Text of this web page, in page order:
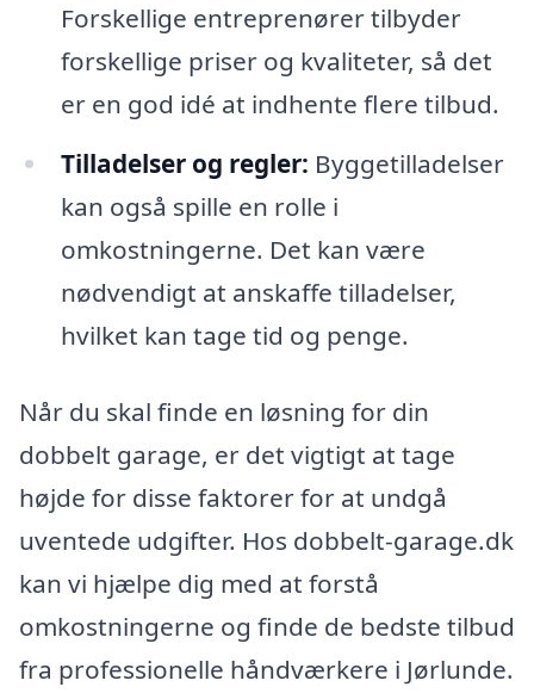
Forskellige entreprenører tilbyder
forskellige priser og kvaliteter, så det
er en god idé at indhente flere tilbud.
Tilladelser og regler: Byggetilladelser
kan også spille en rolle i
omkostningerne. Det kan være
nødvendigt at anskaffe tilladelser,
hvilket kan tage tid og penge.
Når du skal finde en løsning for din
dobbelt garage, er det vigtigt at tage
højde for disse faktorer for at undgå
uventede udgifter. Hos dobbelt-garage.dk
kan vi hjælpe dig med at forstå
omkostningerne og finde de bedste tilbud
fra professionelle håndværkere i Jørlunde.